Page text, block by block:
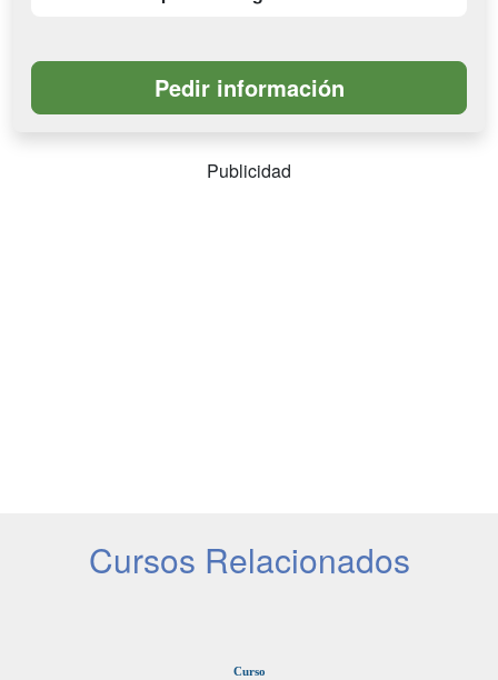
Publicidad
Cursos Relacionados
Curso